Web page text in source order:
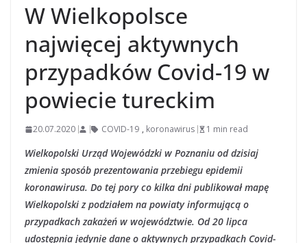
W Wielkopolsce
najwięcej aktywnych
przypadków Covid-19 w
powiecie tureckim
20.07.2020 COVID-19 , koronawirus 1 min read
Wielkopolski Urząd Wojewódzki w Poznaniu od dzisiaj
zmienia sposób prezentowania przebiegu epidemii
koronawirusa. Do tej pory co kilka dni publikował mapę
Wielkopolski z podziałem na powiaty informującą o
przypadkach zakażeń w województwie. Od 20 lipca
udostępnia jedynie dane o aktywnych przypadkach Covid-